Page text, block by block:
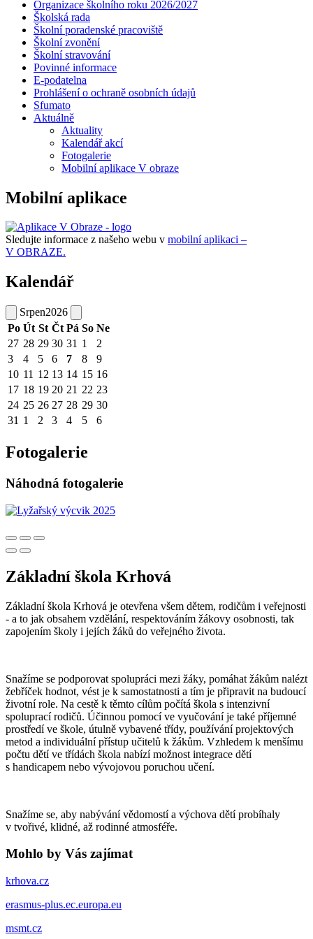
Organizace školního roku 2026/2027
Školská rada
Školní poradenské pracoviště
Školní zvonění
Školní stravování
Povinné informace
E-podatelna
Prohlášení o ochraně osobních údajů
Sfumato
Aktuálně
Aktuality
Kalendář akcí
Fotogalerie
Mobilní aplikace V obraze
Mobilní aplikace
Sledujte informace z našeho webu v mobilní aplikaci –
V OBRAZE.
Kalendář
Srpen2026
Po Út St Čt Pá So Ne
27 28 29 30 31 1
2
3
4 5 6 7 8
9
10 11 12 13 14 15 16
17 18 19 20 21 22 23
24 25 26 27 28 29 30
31 1 2 3 4 5 6
Fotogalerie
Náhodná fotogalerie
Základní škola Krhová
Základní škola Krhová je otevřena všem dětem, rodičům i veřejnosti
- a to jak obsahem vzdělání, respektováním žákovy osobnosti, tak
zapojením školy i jejích žáků do veřejného života.
Snažíme se podporovat spolupráci mezi žáky, pomáhat žákům nalézt
žebříček hodnot, vést je k samostatnosti a tím je připravit na budoucí
životní role. Na cestě k těmto cílům počítá škola s intenzivní
spoluprací rodičů. Účinnou pomocí ve vyučování je také příjemné
prostředí ve škole, útulně vybavené třídy, používání projektových
metod a individuální přístup učitelů k žákům. Vzhledem k menšímu
počtu dětí ve třídách škola nabízí možnost integrace dětí
s handicapem nebo vývojovou poruchou učení.
Snažíme se, aby nabývání vědomostí a výchova dětí probíhaly
v tvořivé, klidné, až rodinné atmosféře.
Mohlo by Vás zajímat
krhova.cz
erasmus-plus.ec.europa.eu
msmt.cz